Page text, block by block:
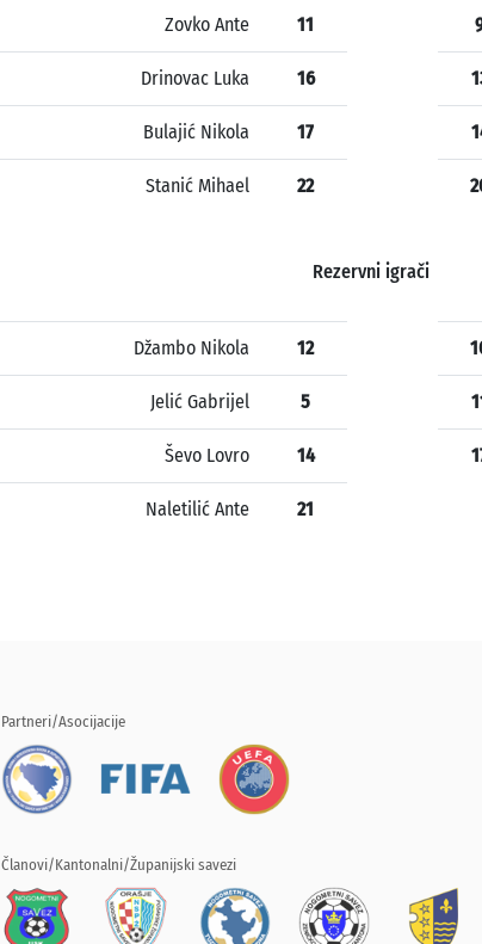
Zovko Ante 11
Drinovac Luka 16
Bulajić Nikola 17
Stanić Mihael 22
Rezervni igrači
Džambo Nikola 12
Jelić Gabrijel 5
Ševo Lovro 14
Naletilić Ante 21
Partneri/Asocijacije
Članovi/Kantonalni/Županijski savezi